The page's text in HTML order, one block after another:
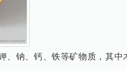
钠、钙、铁等矿物质，其中